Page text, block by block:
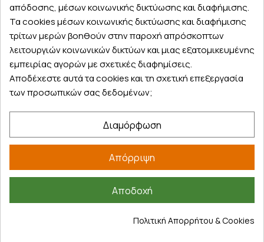
Λογαριασμός
Τα αγαπημένα μου
Τρόποι παραγγελίας
Τρόποι πληρωμής
Έξοδα αποστολής
Επιστροφές προϊοντων
Σχετικά με εμάς
Όροι χρήσης
απόδοσης, μέσων κοινωνικής δικτύωσης και διαφήμισης.
Τα cookies μέσων κοινωνικής δικτύωσης και διαφήμισης
τρίτων μερών βοηθούν στην παροχή απρόσκοπτων
λειτουργιών κοινωνικών δικτύων και μιας εξατομικευμένης
εμπειρίας αγορών με σχετικές διαφημίσεις.
Αποδέχεστε αυτά τα cookies και τη σχετική επεξεργασία
των προσωπικών σας δεδομένων;
Διαμόρφωση
Απόρριψη
Αποδοχή
Πολιτική Απορρήτου & Cookies